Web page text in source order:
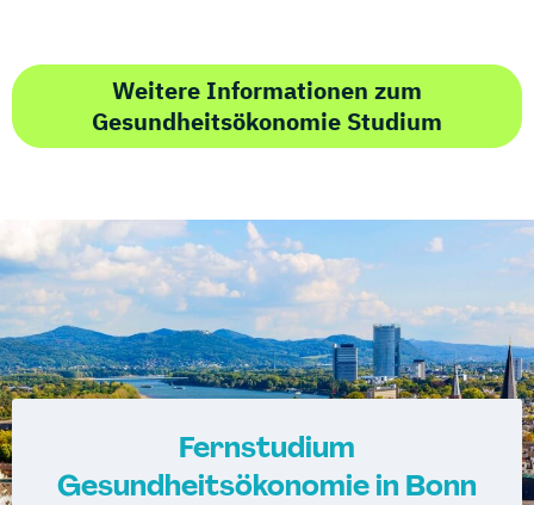
Weitere Informationen zum
Gesundheitsökonomie Studium
Fernstudium
Gesundheitsökonomie in Bonn